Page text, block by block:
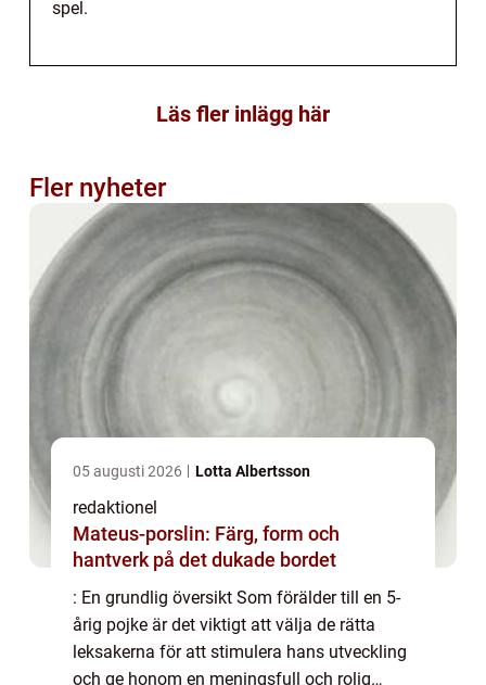
spel.
Läs fler inlägg här
Fler nyheter
05 augusti 2026 Lotta Albertsson
redaktionel
Mateus-porslin: Färg, form och
hantverk på det dukade bordet
: En grundlig översikt Som förälder till en 5-
årig pojke är det viktigt att välja de rätta
leksakerna för att stimulera hans utveckling
och ge honom en meningsfull och rolig